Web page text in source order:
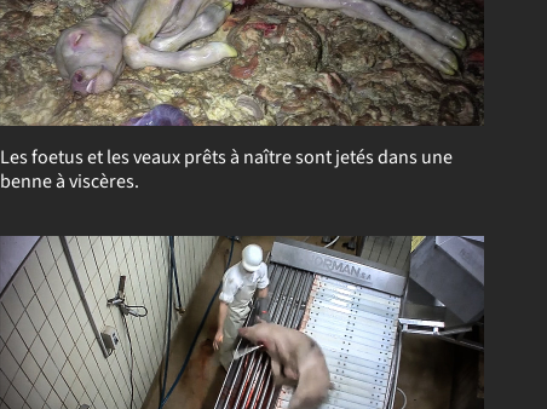
Les foetus et les veaux prêts à naître sont jetés dans une
benne à viscères.